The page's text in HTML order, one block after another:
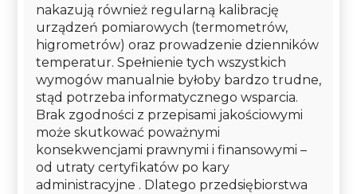
nakazują również regularną kalibrację
urządzeń pomiarowych (termometrów,
higrometrów) oraz prowadzenie dzienników
temperatur. Spełnienie tych wszystkich
wymogów manualnie byłoby bardzo trudne,
stąd potrzeba informatycznego wsparcia.
Brak zgodności z przepisami jakościowymi
może skutkować poważnymi
konsekwencjami prawnymi i finansowymi –
od utraty certyfikatów po kary
administracyjne . Dlatego przedsiębiorstwa